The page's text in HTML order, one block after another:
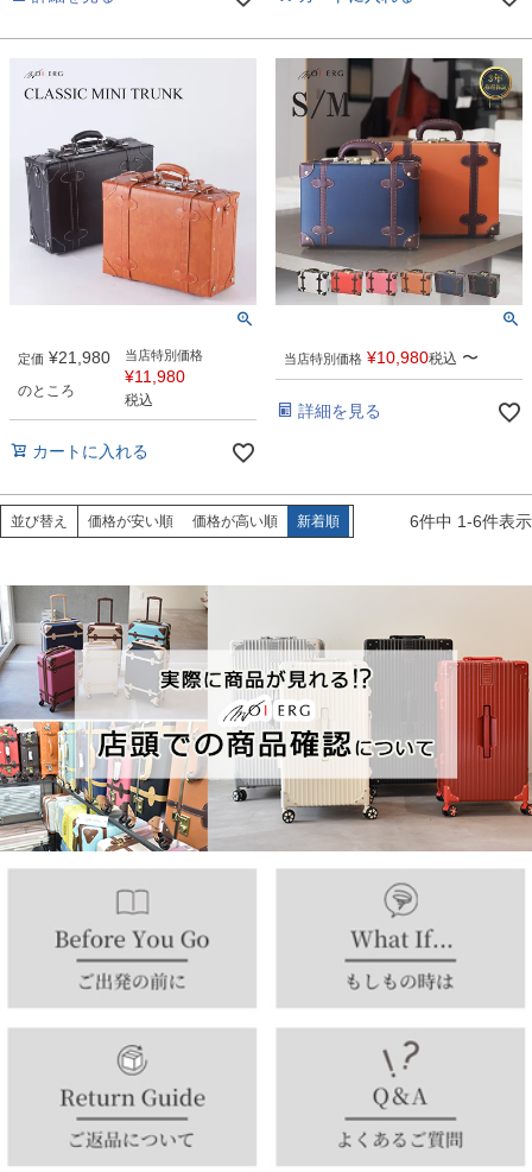
定価 ¥21,980
のところ
当店特別価格
¥11,980
税込
カートに入れる
当店特別価格 ¥10,980税込 〜
詳細を見る
並び替え 価格が安い順 価格が高い順 新着順 6件中 1-6件表示